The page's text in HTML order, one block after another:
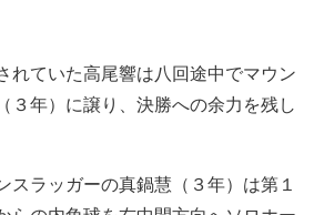
れていた高尾響は八回途中でマウン
３年）に譲り、決勝への余力を残し
スラッガーの真鍋慧（３年）は第１